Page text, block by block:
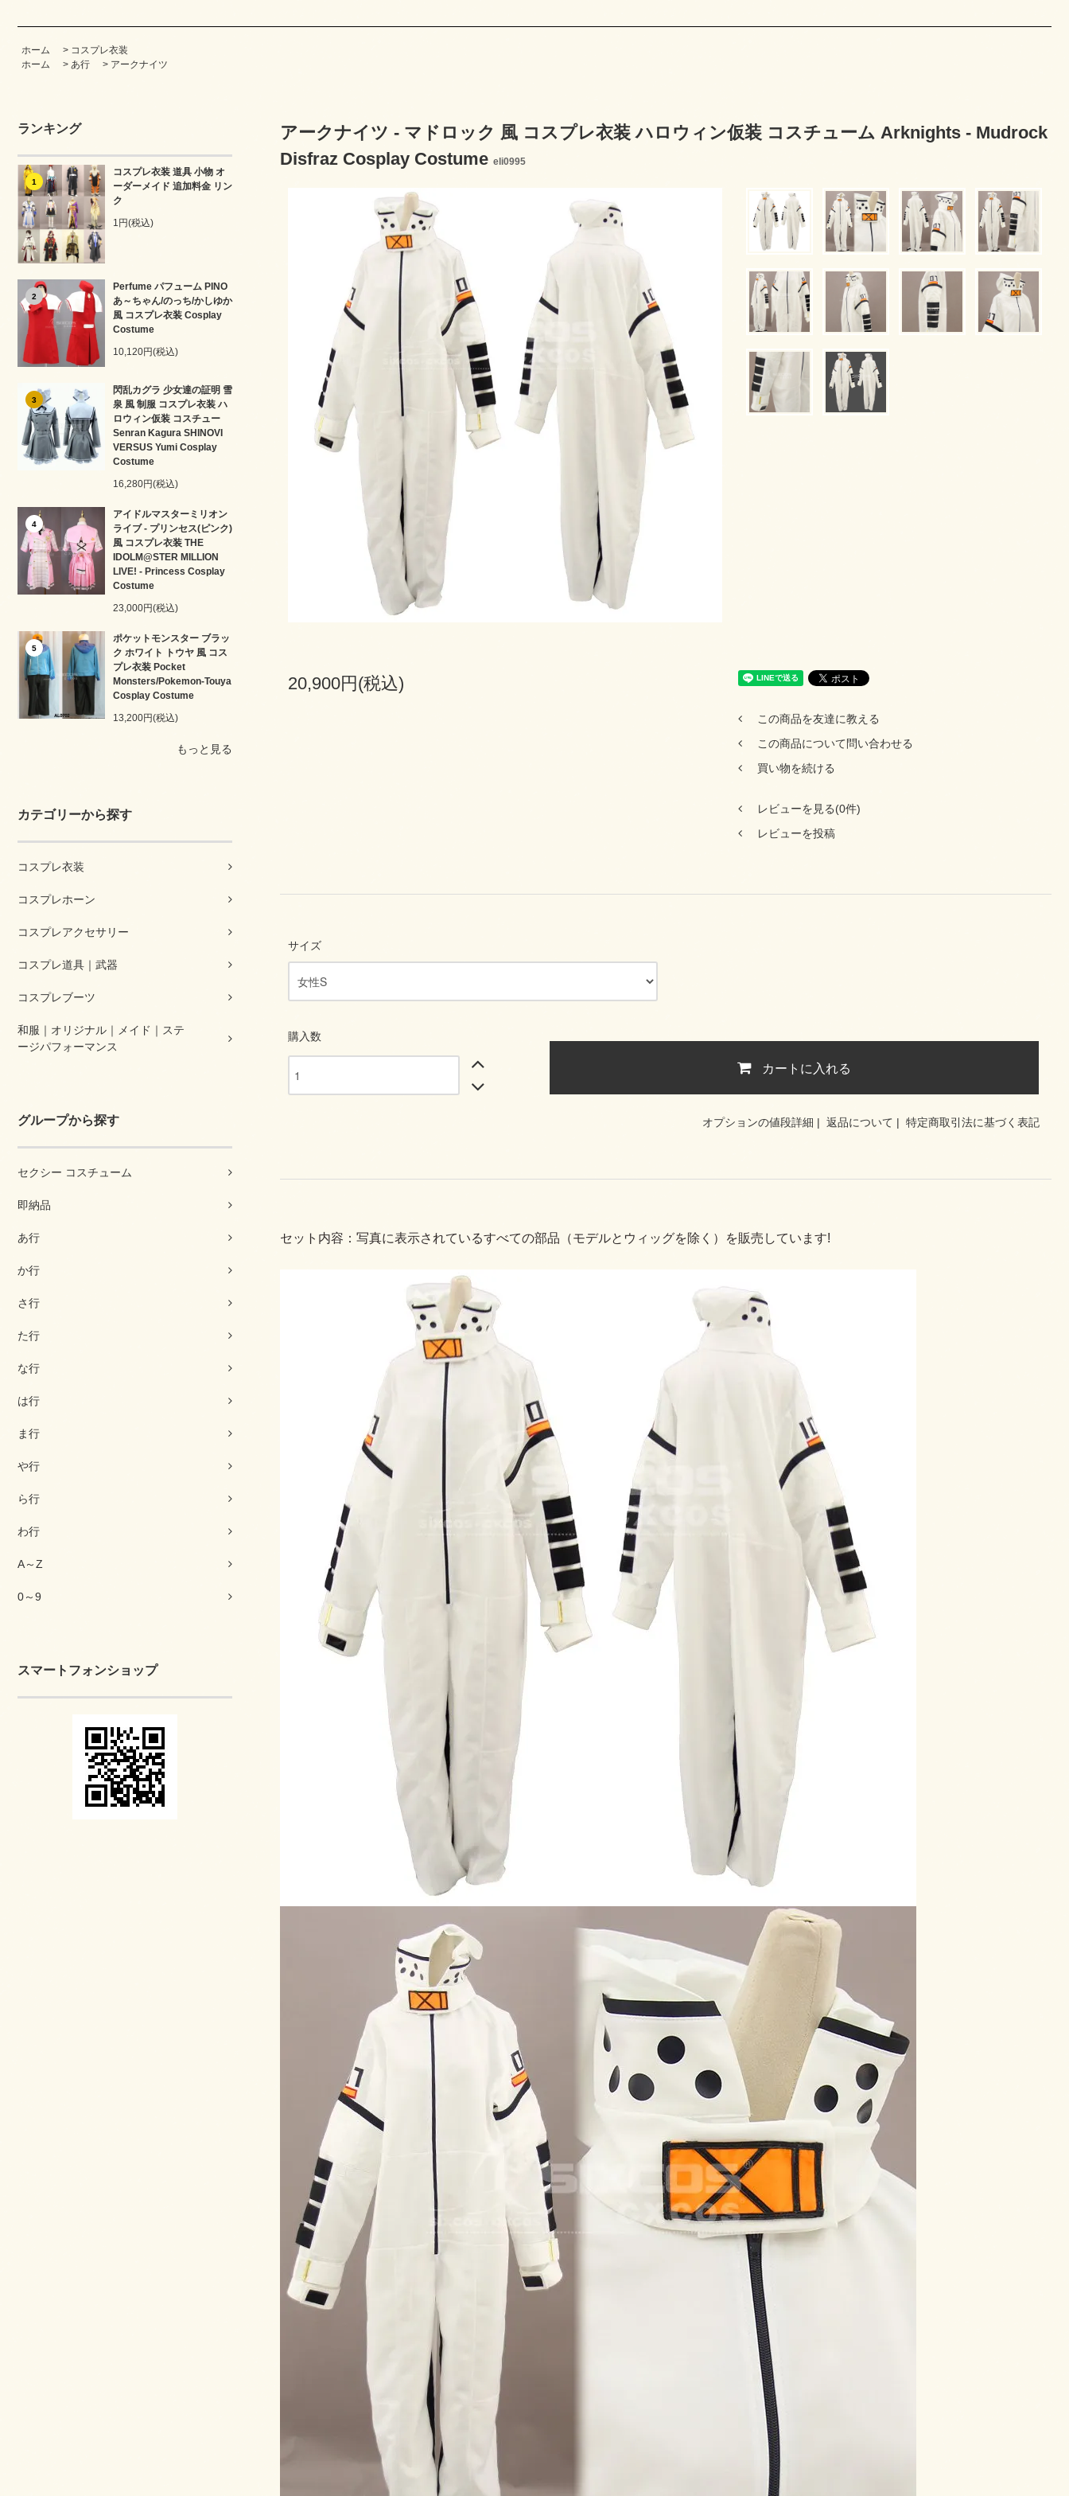
ホーム > コスプレ衣装
ホーム
> あ行 > アークナイツ
ランキング
1
コスプレ衣装 道具 小物 オ
ーダーメイド 追加料金 リン
ク
1円(税込)
2
Perfume パフューム PINO
あ～ちゃん/のっち/かしゆか
風 コスプレ衣装 Cosplay
Costume
10,120円(税込)
3
閃乱カグラ 少女達の証明 雪
泉 風 制服 コスプレ衣装 ハ
ロウィン仮装 コスチュー
Senran Kagura SHINOVI
VERSUS Yumi Cosplay
Costume
16,280円(税込)
4
アイドルマスターミリオン
ライブ - プリンセス(ピンク)
風 コスプレ衣装 THE
IDOLM@STER MILLION
LIVE! - Princess Cosplay
Costume
23,000円(税込)
5
ポケットモンスター ブラッ
ク ホワイト トウヤ 風 コス
プレ衣装 Pocket
Monsters/Pokemon-Touya
Cosplay Costume
13,200円(税込)
もっと見る
カテゴリーから探す
コスプレ衣装
コスプレホーン
コスプレアクセサリー
コスプレ道具｜武器
コスプレブーツ
和服｜オリジナル｜メイド｜ステ
ージパフォーマンス
グループから探す
セクシー コスチューム
即納品
あ行
か行
さ行
た行
な行
は行
ま行
や行
ら行
わ行
A～Z
0～9
スマートフォンショップ
アークナイツ - マドロック 風 コスプレ衣装 ハロウィン仮装 コスチューム Arknights - Mudrock
Disfraz Cosplay Costume eli0995
20,900円(税込)
この商品を友達に教える
この商品について問い合わせる
買い物を続ける
レビューを見る(0件)
レビューを投稿
サイズ
購入数
カートに入れる
オプションの値段詳細 | 返品について | 特定商取引法に基づく表記
セット内容：写真に表示されているすべての部品（モデルとウィッグを除く）を販売しています!